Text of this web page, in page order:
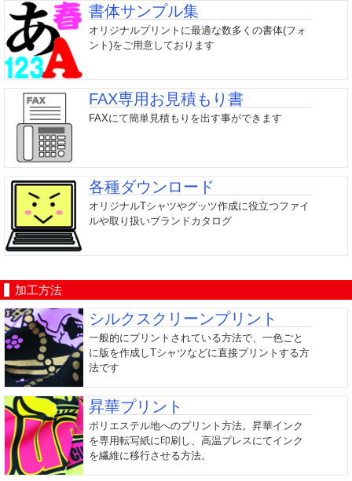
書体サンプル集
オリジナルプリントに最適な数多くの書体(フォ
ント)をご用意しております
FAX専用お見積もり書
FAXにて簡単見積もりを出す事ができます
各種ダウンロード
オリジナルTシャツやグッツ作成に役立つファイ
ルや取り扱いブランドカタログ
加工方法
シルクスクリーンプリント
一般的にプリントされている方法で、一色ごと
に版を作成しTシャツなどに直接プリントする方
法です
昇華プリント
ポリエステル地へのプリント方法。昇華インク
を専用転写紙に印刷し、高温プレスにてインク
を繊維に移行させる方法。